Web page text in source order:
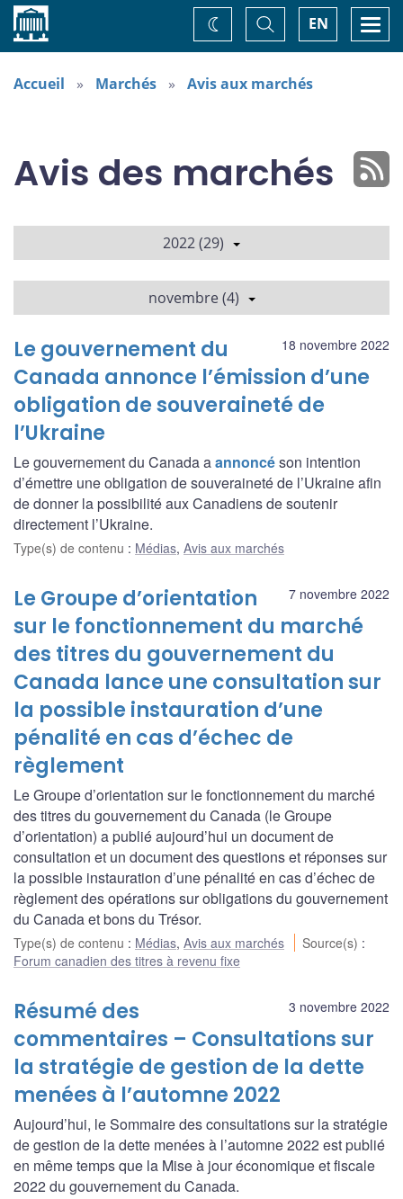
Accueil EN
Basculer
la
recherche
Changez
de
Accueil Marchés Avis aux marchés
Avis des marchés
2022 (29)
novembre (4)
18 novembre 2022
Le gouvernement du
Canada annonce l’émission d’une
obligation de souveraineté de
l’Ukraine
Le gouvernement du Canada aannoncéson intention
d’émettre une obligation de souveraineté de l’Ukraine afin
de donner la possibilité aux Canadiens de soutenir
directement l’Ukraine.
Type(s) de contenu : Médias, Avis aux marchés
7 novembre 2022
Le Groupe d’orientation
sur le fonctionnement du marché
des titres du gouvernement du
Canada lance une consultation sur
la possible instauration d’une
pénalité en cas d’échec de
règlement
Le Groupe d’orientation sur le fonctionnement du marché
des titres du gouvernement du Canada (le Groupe
d’orientation) a publié aujourd’hui un document de
consultation et un document des questions et réponses sur
la possible instauration d’une pénalité en cas d’échec de
règlement des opérations sur obligations du gouvernement
du Canada et bons du Trésor.
Type(s) de contenu : Médias, Avis aux marchés Source(s) :
Forum canadien des titres à revenu fixe
3 novembre 2022
Résumé des
commentaires – Consultations sur
la stratégie de gestion de la dette
menées à l’automne 2022
Aujourd’hui, le Sommaire des consultations sur la stratégie
de gestion de la dette menées à l’automne 2022 est publié
en même temps que la Mise à jour économique et fiscale
2022 du gouvernement du Canada.